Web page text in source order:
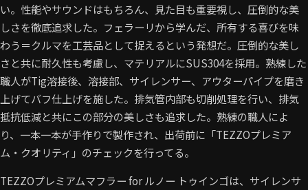
い。性能やサウンドはもちろん、見た目も重要視し、圧倒的な美
しさを徹底追求した。フェラーリから学んだ、所有する喜びを味
わう＝クルマを工芸品として捉えるという発想だ。圧倒的な美し
さと共に耐久性も考慮し、マテリアルにSUS304を採用。熟練した
職人がTig溶接後、溶接部、サイレンサー、アウターパイプを磨き
上げてバフ仕上げを施した。排気管内部も切削処理を行い、排気
抵抗低減と共にこの部分の美しさも追求した。熟練の職人によ
り、一本一本が手作りで製作され、出荷前に「TEZZOプレミア
ム・クオリティ」のチェックを行ってる。
TEZZOプレミアムマフラー for ルノー トゥインゴは、サイレンサ